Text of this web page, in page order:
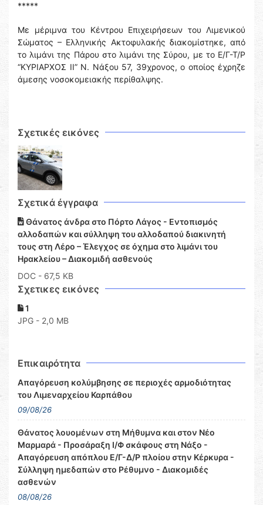
*****
Με μέριμνα του Κέντρου Επιχειρήσεων του Λιμενικού
Σώματος – Ελληνικής Ακτοφυλακής διακομίστηκε, από
το λιμάνι της Πάρου στο λιμάνι της Σύρου, με το Ε/Γ-Τ/Ρ
“ΚΥΡΙΑΡΧΟΣ ΙΙ” Ν. Νάξου 57, 39χρονος, ο οποίος έχρηζε
άμεσης νοσοκομειακής περίθαλψης.
Σχετικές εικόνες
Σχετικά έγγραφα
Θάνατος άνδρα στο Πόρτο Λάγος - Εντοπισμός
αλλοδαπών και σύλληψη του αλλοδαπού διακινητή
τους στη Λέρο – Έλεγχος σε όχημα στο λιμάνι του
Ηρακλείου – Διακομιδή ασθενούς
DOC - 67,5 KB
Σχετικες εικόνες
1
JPG - 2,0 MB
Επικαιρότητα
Απαγόρευση κολύμβησης σε περιοχές αρμοδιότητας
του Λιμεναρχείου Καρπάθου
09/08/26
Θάνατος λουομένων στη Μήθυμνα και στον Νέο
Μαρμαρά - Προσάραξη Ι/Φ σκάφους στη Νάξο -
Απαγόρευση απόπλου Ε/Γ-Δ/Ρ πλοίου στην Κέρκυρα -
Σύλληψη ημεδαπών στο Ρέθυμνο - Διακομιδές
ασθενών
08/08/26